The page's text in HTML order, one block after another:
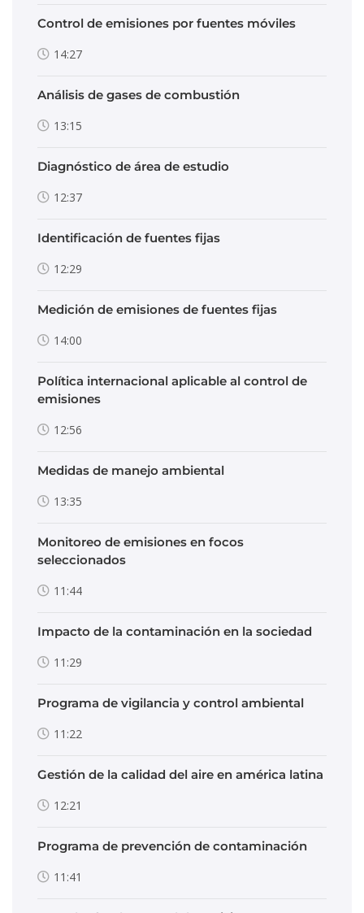
Control de emisiones por fuentes móviles
14:27
Análisis de gases de combustión
13:15
Diagnóstico de área de estudio
12:37
Identificación de fuentes fijas
12:29
Medición de emisiones de fuentes fijas
14:00
Política internacional aplicable al control de
emisiones
12:56
Medidas de manejo ambiental
13:35
Monitoreo de emisiones en focos
seleccionados
11:44
Impacto de la contaminación en la sociedad
11:29
Programa de vigilancia y control ambiental
11:22
Gestión de la calidad del aire en américa latina
12:21
Programa de prevención de contaminación
11:41